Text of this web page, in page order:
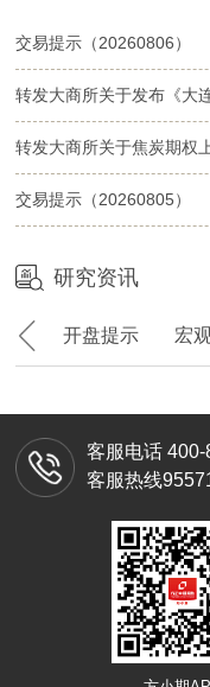
交易提示（20260806）
转发大商所关于焦炭期权
交易提示（20260805）
研究资讯
开盘提示 宏
客服电话400-
客服热线